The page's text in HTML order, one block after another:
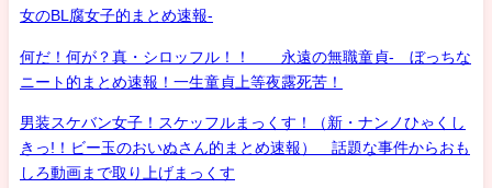
女のBL腐女子的まとめ速報-
何だ！何が？真・シロッフル！！ 永遠の無職童貞- ぼっちな
ニート的まとめ速報！一生童貞上等夜露死苦！
男装スケバン女子！スケッフルまっくす！（新・ナンノひゃくし
きっ!！ビー玉のおいぬさん的まとめ速報） 話題な事件からおも
しろ動画まで取り上げまっくす